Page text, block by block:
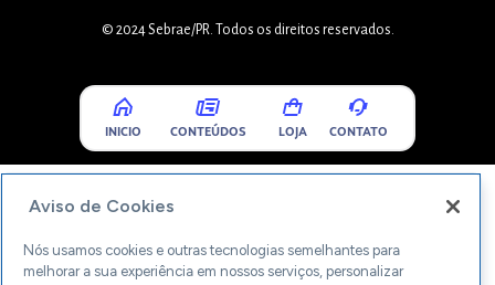
© 2024 Sebrae/PR. Todos os direitos reservados.
INICIO CONTEÚDOS LOJA CONTATO
Aviso de Cookies
Nós usamos cookies e outras tecnologias semelhantes para
melhorar a sua experiência em nossos serviços, personalizar